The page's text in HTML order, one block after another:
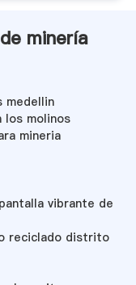
minería
medellin
los molinos
mineria
vibrante de
reciclado distrito